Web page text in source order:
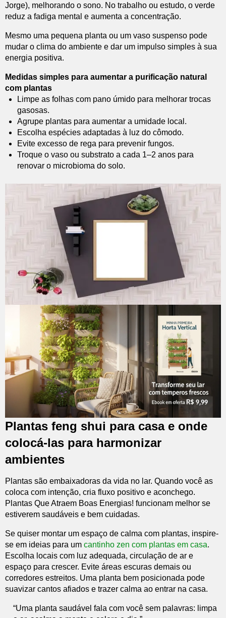
Jorge), melhorando o sono. No trabalho ou estudo, o verde
reduz a fadiga mental e aumenta a concentração.
Mesmo uma pequena planta ou um vaso suspenso pode
mudar o clima do ambiente e dar um impulso simples à sua
energia positiva.
Medidas simples para aumentar a purificação natural
com plantas
Limpe as folhas com pano úmido para melhorar trocas
gasosas.
Agrupe plantas para aumentar a umidade local.
Escolha espécies adaptadas à luz do cômodo.
Evite excesso de rega para prevenir fungos.
Troque o vaso ou substrato a cada 1–2 anos para
renovar o microbioma do solo.
Plantas feng shui para casa e onde
colocá-las para harmonizar
ambientes
Plantas são embaixadoras da vida no lar. Quando você as
coloca com intenção, cria fluxo positivo e aconchego.
Plantas Que Atraem Boas Energias! funcionam melhor se
estiverem saudáveis e bem cuidadas.
Se quiser montar um espaço de calma com plantas, inspire-
se em ideias para um cantinho zen com plantas em casa.
Escolha locais com luz adequada, circulação de ar e
espaço para crescer. Evite áreas escuras demais ou
corredores estreitos. Uma planta bem posicionada pode
suavizar cantos afiados e trazer calma ao entrar na casa.
“Uma planta saudável fala com você sem palavras: limpa